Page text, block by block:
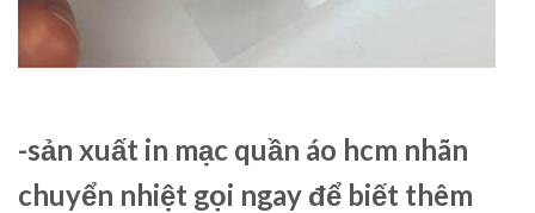
-sản xuất in mạc quần áo hcm nhãn
chuyển nhiệt gọi ngay để biết thêm